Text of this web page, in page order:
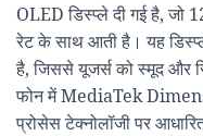
OLED डिस्प्ले दी गई है,
रेट के साथ आती है। यह डिस्प्ले
है, जिससे यूजर्स को स्मूद और
फोन में MediaTek
प्रोसेस टेक्नोलॉजी पर